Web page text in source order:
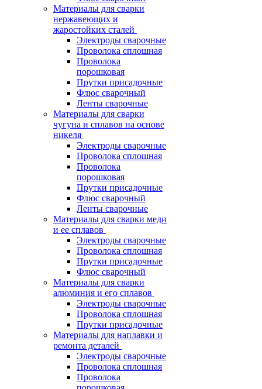
Материалы для сварки
нержавеющих и
жаростойких сталей
Электроды сварочные
Проволока сплошная
Проволока
порошковая
Прутки присадочные
Флюс сварочный
Ленты сварочные
Материалы для сварки
чугуна и сплавов на основе
никеля
Электроды сварочные
Проволока сплошная
Проволока
порошковая
Прутки присадочные
Флюс сварочный
Ленты сварочные
Материалы для сварки меди
и ее сплавов
Электроды сварочные
Проволока сплошная
Прутки присадочные
Флюс сварочный
Материалы для сварки
алюминия и его сплавов
Электроды сварочные
Проволока сплошная
Прутки присадочные
Материалы для наплавки и
ремонта деталей
Электроды сварочные
Проволока сплошная
Проволока